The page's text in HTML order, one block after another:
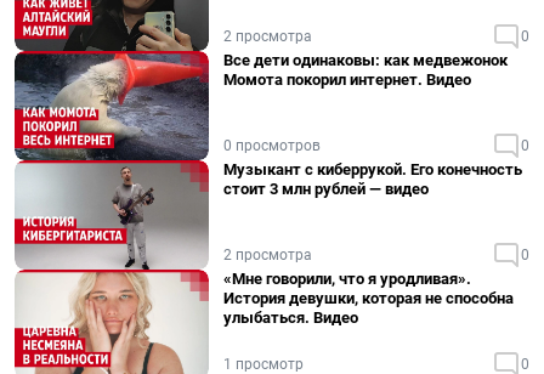
2 просмотра 0
Все дети одинаковы: как медвежонок
Момота покорил интернет. Видео
0 просмотров 0
Музыкант с киберрукой. Его конечность
стоит 3 млн рублей — видео
2 просмотра 0
«Мне говорили, что я уродливая».
История девушки, которая не способна
улыбаться. Видео
1 просмотр 0